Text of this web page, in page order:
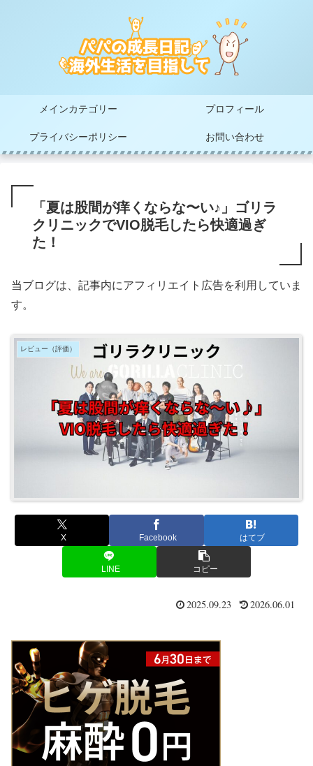
メインカテゴリー プロフィール
プライバシーポリシー お問い合わせ
「夏は股間が痒くならな〜い♪」ゴリラ
クリニックでVIO脱毛したら快適過ぎ
た！
当ブログは、記事内にアフィリエイト広告を利用していま
す。
レビュー（評価）
X Facebook はてブ
LINE コピー
2025.09.23 2026.06.01